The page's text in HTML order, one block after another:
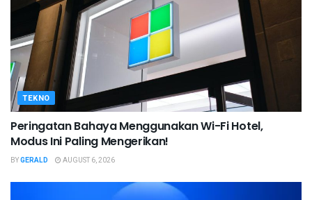
TEKNO
Peringatan Bahaya Menggunakan Wi-Fi Hotel,
Modus Ini Paling Mengerikan!
BYGERALD AUGUST 6, 2026